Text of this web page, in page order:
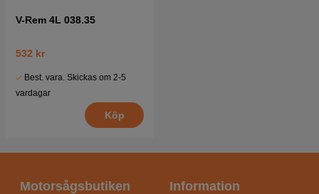
V-Rem 4L 038.35
532 kr
Best. vara. Skickas om 2-5
vardagar
Köp
Motorsågsbutiken Information